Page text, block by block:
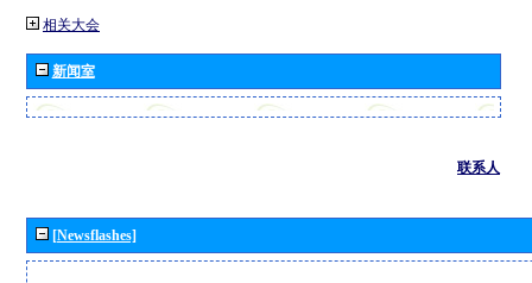
相关大会
新闻室
联系人
[Newsflashes]